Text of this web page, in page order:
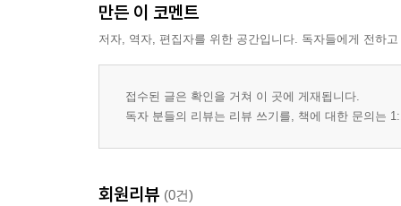
만든 이 코멘트
저자, 역자, 편집자를 위한 공간입니다. 독자들에게 전하
접수된 글은 확인을 거쳐 이 곳에 게재됩니다.
독자 분들의 리뷰는 리뷰 쓰기를, 책에 대한 문의는
회원리뷰 (0건)